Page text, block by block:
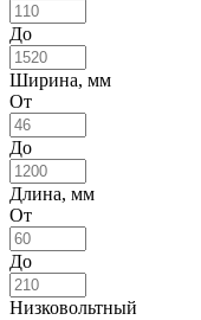
До
Ширина, мм
От
До
Длина, мм
От
До
Низковольтный